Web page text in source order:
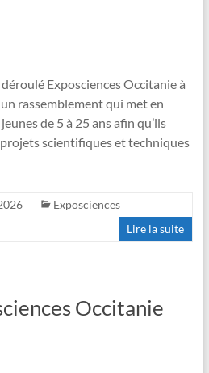
déroulé Exposciences Occitanie à
rassemblement qui met en
de 5 à 25 ans afin qu’ils
scientifiques et techniques
Exposciences
Lire la suite
Occitanie